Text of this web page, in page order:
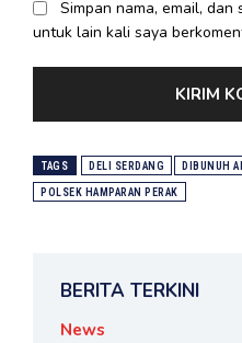
Simpan nama, email,
untuk lain kali saya
TAGS DELI SERDANG DIBUNUH
POLSEK HAMPARAN PERAK
BERITA TERKINI
News